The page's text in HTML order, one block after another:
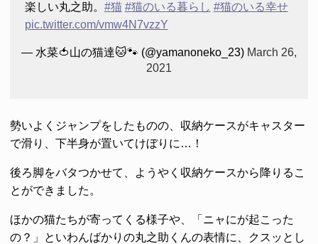
楽しい丸之助。 #猫 #猫のいる暮らし #猫のいる幸せ
pic.twitter.com/vmw4N7vzzY
— 水菜🍅山の猫達🐱🐾 (@yamanoneko_23) March 26,
2021
勢いよくジャンプをしたものの、収納ケースがキャスター
で滑り、下半身が置いてけぼりに…！
後ろ脚をバタつかせて、ようやく収納ケースから降りるこ
とができました。
ほかの猫たちが寄ってくる様子や、「ニャにが起こった
の？」といわんばかりの丸之助くんの表情に、クスッとし